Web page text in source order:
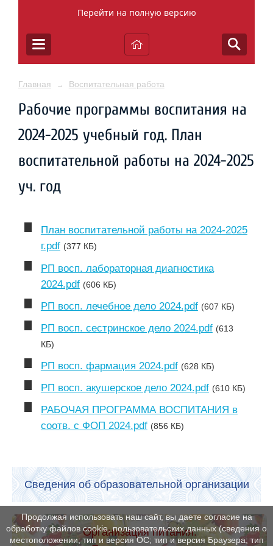
Перейти на полную версию
Главная → Воспитательная работа
Рабочие программы воспитания на
2024-2025 учебный год. План
воспитательной работы на 2024-2025
уч. год
План воспитательной работы на 2024-2025
г.pdf (377 КБ)
РП восп. лабораторная диагностика
2024.pdf (606 КБ)
РП восп. лечебное дело 2024.pdf (607 КБ)
РП восп. сестринское дело 2024.pdf (613
КБ)
РП восп. фармация 2024.pdf (628 КБ)
РП восп. акушерское дело 2024.pdf (610 КБ)
РАБОЧАЯ ПРОГРАММА ВОСПИТАНИЯ в
соотв. с ФОП 2024.pdf (856 КБ)
Сведения об образовательной организации
Организация питания.
Продолжая использовать наш сайт, вы даете согласие на
обработку файлов cookie, пользовательских данных (сведения о
местоположении; тип и версия ОС; тип и версия Браузера; тип